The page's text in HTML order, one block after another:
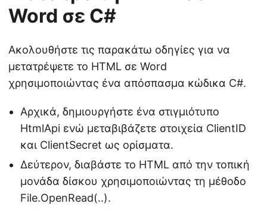
Word σε C#
Ακολουθήστε τις παρακάτω οδηγίες για να
μετατρέψετε το HTML σε Word
χρησιμοποιώντας ένα απόσπασμα κώδικα C#.
Αρχικά, δημιουργήστε ένα στιγμιότυπο
HtmlApi ενώ μεταβιβάζετε στοιχεία ClientID
και ClientSecret ως ορίσματα.
Δεύτερον, διαβάστε το HTML από την τοπική
μονάδα δίσκου χρησιμοποιώντας τη μέθοδο
File.OpenRead(..).